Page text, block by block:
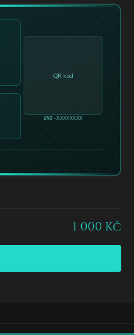
QR kód
UNO-XXXXXXXX
1 000 Kč